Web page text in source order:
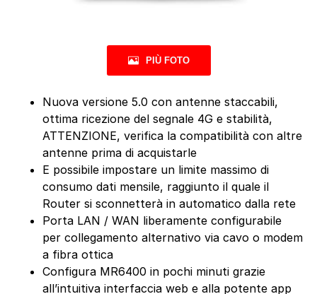
PIÙ FOTO
Nuova versione 5.0 con antenne staccabili,
ottima ricezione del segnale 4G e stabilità,
ATTENZIONE, verifica la compatibilità con altre
antenne prima di acquistarle
E possibile impostare un limite massimo di
consumo dati mensile, raggiunto il quale il
Router si sconnetterà in automatico dalla rete
Porta LAN / WAN liberamente configurabile
per collegamento alternativo via cavo o modem
a fibra ottica
Configura MR6400 in pochi minuti grazie
all’intuitiva interfaccia web e alla potente app